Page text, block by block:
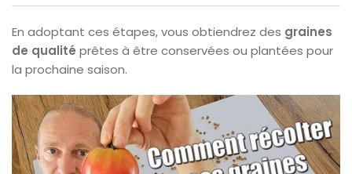
En adoptant ces étapes, vous obtiendrez des graines
de qualité prêtes à être conservées ou plantées pour
la prochaine saison.